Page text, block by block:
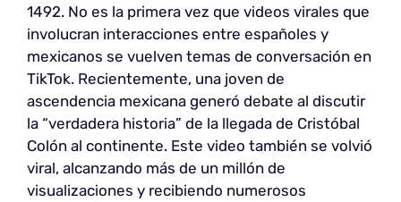
1492. No es la primera vez que videos virales que
involucran interacciones entre españoles y
mexicanos se vuelven temas de conversación en
TikTok. Recientemente, una joven de
ascendencia mexicana generó debate al discutir
la “verdadera historia” de la llegada de Cristóbal
Colón al continente. Este video también se volvió
viral, alcanzando más de un millón de
visualizaciones y recibiendo numerosos